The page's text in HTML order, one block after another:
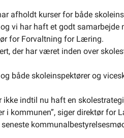
afholdt kurser for både
vi har haft et godt samarbejde
for Forvaltning for Læring.
der har været inden over
både skoleinspektører og
indtil nu haft en
i kommunen”, siger direktør for